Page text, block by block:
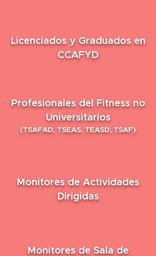
Licenciados y Graduados en
CCAFYD
Profesionales del Fitness no
Universitarios
(TSAFAD, TSEAS, TEASD, TSAF)
Monitores de Actividades
Dirigidas
Monitores de Sala de